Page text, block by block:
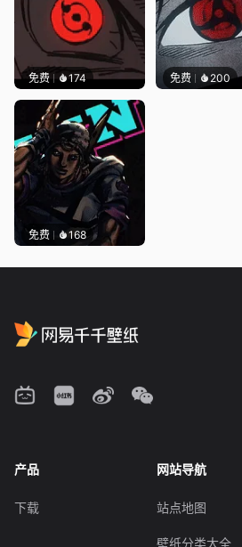
免费 174 免费 200
免费 168
产品
下载
网站导航
站点地图
壁纸分类大全